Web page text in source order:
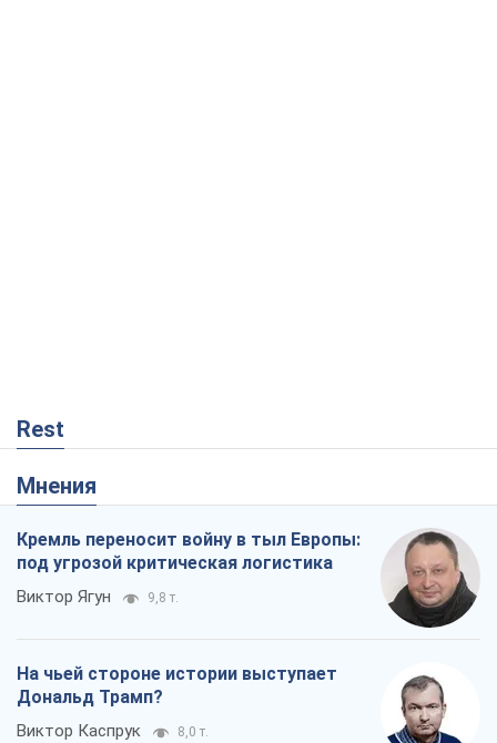
Rest
Мнения
Кремль переносит войну в тыл Европы:
под угрозой критическая логистика
Виктор Ягун 9,8 т.
На чьей стороне истории выступает
Дональд Трамп?
Виктор Каспрук 8,0 т.